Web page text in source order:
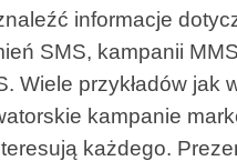
informacje
SMS, kampanii
Wiele przykładów jak
kampanie
każdego.